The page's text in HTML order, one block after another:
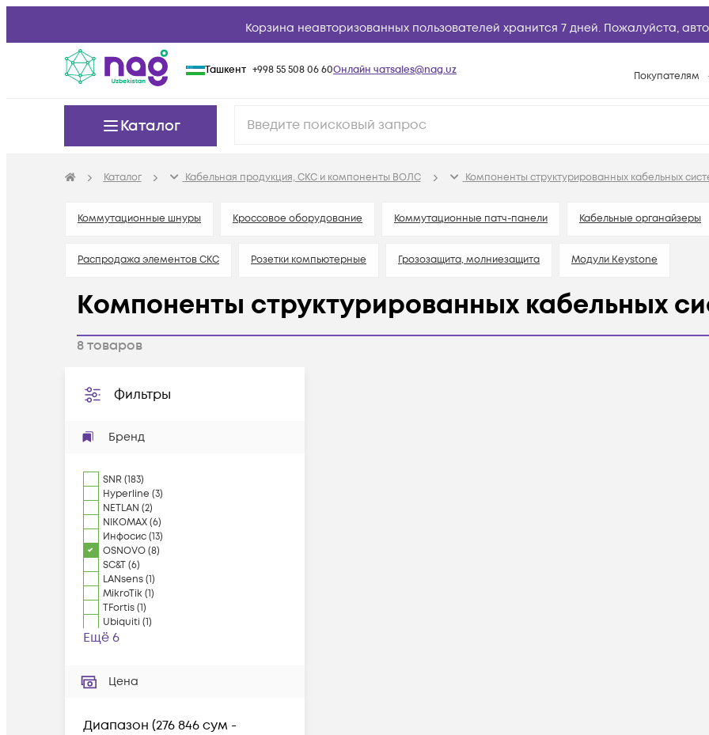
Корзина неавторизованных пользователей хранится 7 дней. Пожалуйста,
Ташкент +998 55 508 06 60Онлайн чатsales@nag.uz Покупателям
Вопросы и
Техническая
Каталог
Каталог Кабельная продукция, СКС и компоненты ВОЛС Компоненты структурированных кабельных
Коммутационные шнуры Кроссовое оборудование Коммутационные патч-панели Кабельные органайзеры
Распродажа элементов СКС Розетки компьютерные Грозозащита, молниезащита Модули Keystone
Компоненты структурированных кабельных
8товаров
Фильтры
Бренд
SNR (183)
Hyperline (3)
NETLAN (2)
NIKOMAX(6)
Инфосис(13)
OSNOVO(8)
SC&T(6)
LANsens(1)
MikroTik(1)
TFortis(1)
Ubiquiti (1)
Ещё 6
Цена
Диапазон (276 846 сум -